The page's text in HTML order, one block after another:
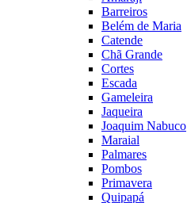
Barreiros
Belém de Maria
Catende
Chã Grande
Cortes
Escada
Gameleira
Jaqueira
Joaquim Nabuco
Maraial
Palmares
Pombos
Primavera
Quipapá